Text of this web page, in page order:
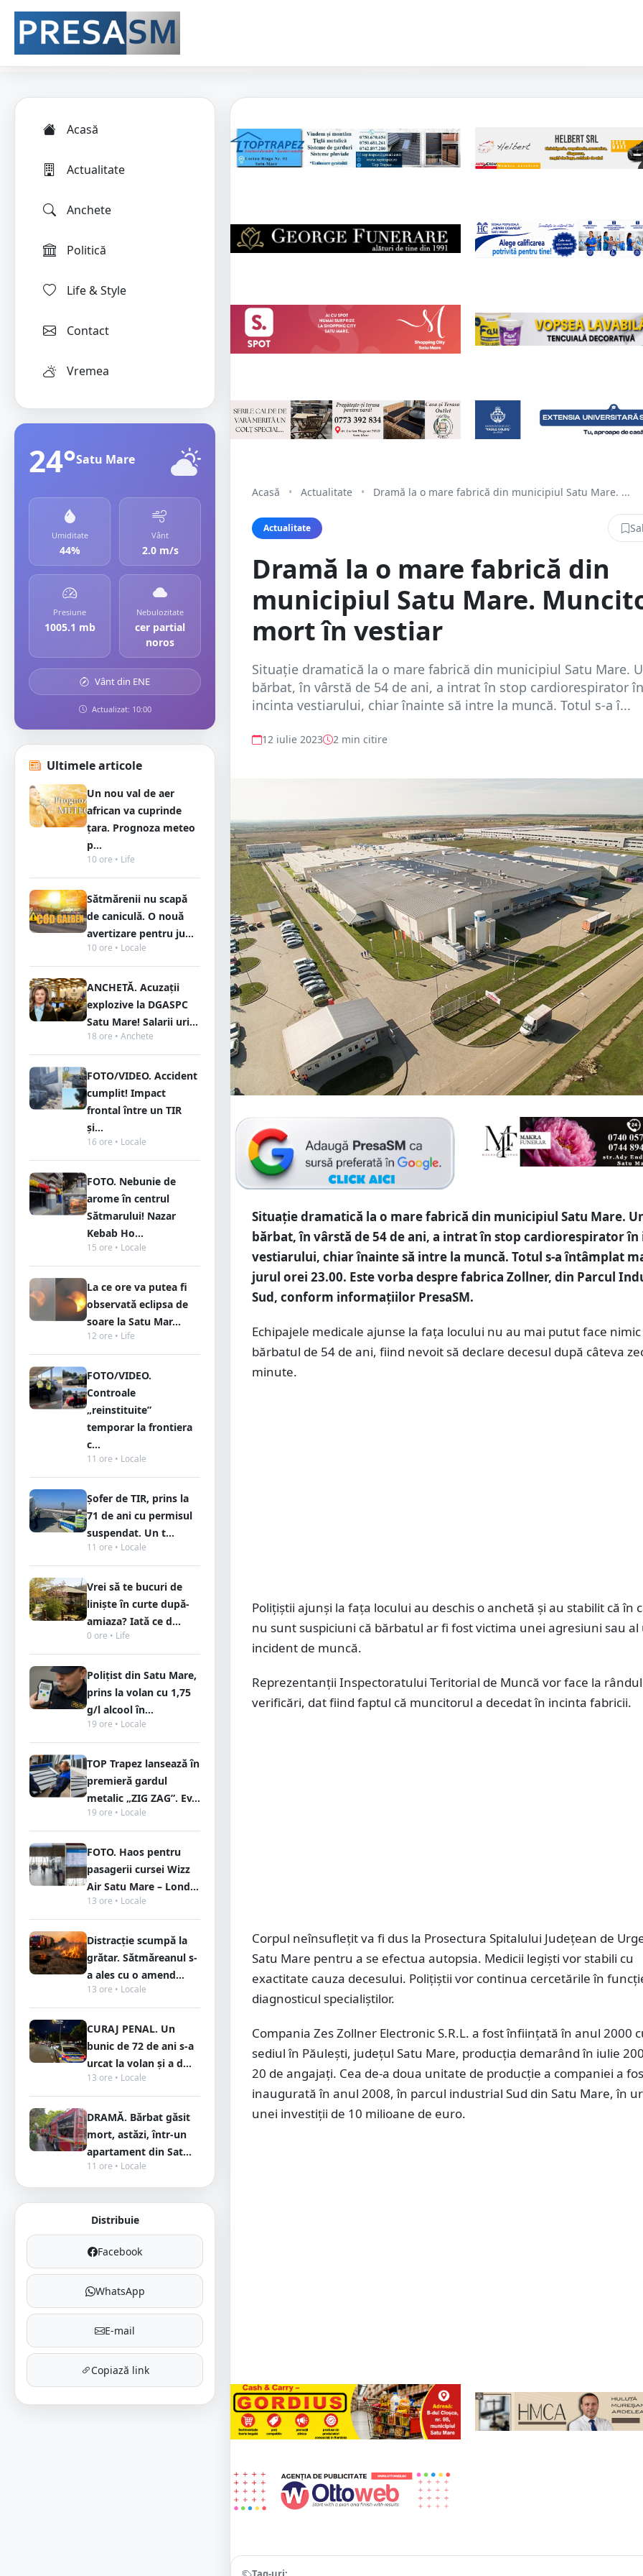
Acasă
Actualitate
Anchete
Politică
Life & Style
Contact
Vremea
24°Satu Mare
Umiditate
44%
Vânt
2.0 m/s
Presiune
1005.1 mb
Nebulozitate
cer partial
noros
Vânt din ENE
Actualizat: 10:00
Ultimele articole
Un nou val de aer
african va cuprinde
țara. Prognoza meteo
p...
10 ore • Life
Sătmărenii nu scapă
de caniculă. O nouă
avertizare pentru ju...
10 ore • Locale
ANCHETĂ. Acuzații
explozive la DGASPC
Satu Mare! Salarii uri...
18 ore • Anchete
FOTO/VIDEO. Accident
cumplit! Impact
frontal între un TIR
și...
16 ore • Locale
FOTO. Nebunie de
arome în centrul
Sătmarului! Nazar
Kebab Ho...
15 ore • Locale
La ce ore va putea fi
observată eclipsa de
soare la Satu Mar...
12 ore • Life
FOTO/VIDEO.
Controale
„reinstituite”
temporar la frontiera
c...
11 ore • Locale
Șofer de TIR, prins la
71 de ani cu permisul
suspendat. Un t...
11 ore • Locale
Vrei să te bucuri de
liniște în curte după-
amiaza? Iată ce d...
0 ore • Life
Polițist din Satu Mare,
prins la volan cu 1,75
g/l alcool în...
19 ore • Locale
TOP Trapez lansează în
premieră gardul
metalic „ZIG ZAG”. Ev...
19 ore • Locale
FOTO. Haos pentru
pasagerii cursei Wizz
Air Satu Mare – Lond...
13 ore • Locale
Distracție scumpă la
grătar. Sătmăreanul s-
a ales cu o amend...
13 ore • Locale
CURAJ PENAL. Un
bunic de 72 de ani s-a
urcat la volan și a d...
13 ore • Locale
DRAMĂ. Bărbat găsit
mort, astăzi, într-un
apartament din Sat...
11 ore • Locale
Distribuie
Facebook
WhatsApp
E-mail
Copiază link
Acasă • Actualitate • Dramă la o mare fabrică din municipiul Satu Mare. ...
Actualitate
Dramă la o mare fabrică din
municipiul Satu Mare.
mort în vestiar
Situație dramatică la o mare fabrică din municipiul Satu Mare.
bărbat, în vârstă de 54 de ani, a intrat în stop cardiorespirator în
incinta vestiarului, chiar înainte să intre la muncă. Totul s-a î...
12 iulie 2023 2 min citire
Situație dramatică la o mare fabrică din municipiul Satu Mare.
bărbat, în vârstă de 54 de ani, a intrat în stop cardiorespirator
vestiarului, chiar înainte să intre la muncă. Totul s-a întâmplat
jurul orei 23.00. Este vorba despre fabrica Zollner, din Parcul
Sud, conform informațiilor PresaSM.
Echipajele medicale ajunse la fața locului nu au mai putut face
bărbatul de 54 de ani, fiind nevoit să declare decesul după câteva
minute.
Polițiștii ajunși la fața locului au deschis o anchetă și au stabilit că în
nu sunt suspiciuni că bărbatul ar fi fost victima unei agresiuni sau
incident de muncă.
Reprezentanții Inspectoratului Teritorial de Muncă vor face la
verificări, dat fiind faptul că muncitorul a decedat în incinta fabricii.
Corpul neînsuflețit va fi dus la Prosectura Spitalului Județean de
Satu Mare pentru a se efectua autopsia. Medicii legiști vor stabili cu
exactitate cauza decesului. Polițiștii vor continua cercetările în
diagnosticul specialiștilor.
Compania Zes Zollner Electronic S.R.L. a fost înfiinţată în anul 2000
sediul în Păuleşti, judeţul Satu Mare, producţia demarând în iulie
20 de angajaţi. Cea de-a doua unitate de producţie a companiei a
inaugurată în anul 2008, în parcul industrial Sud din Satu Mare, în
unei investiţii de 10 milioane de euro.